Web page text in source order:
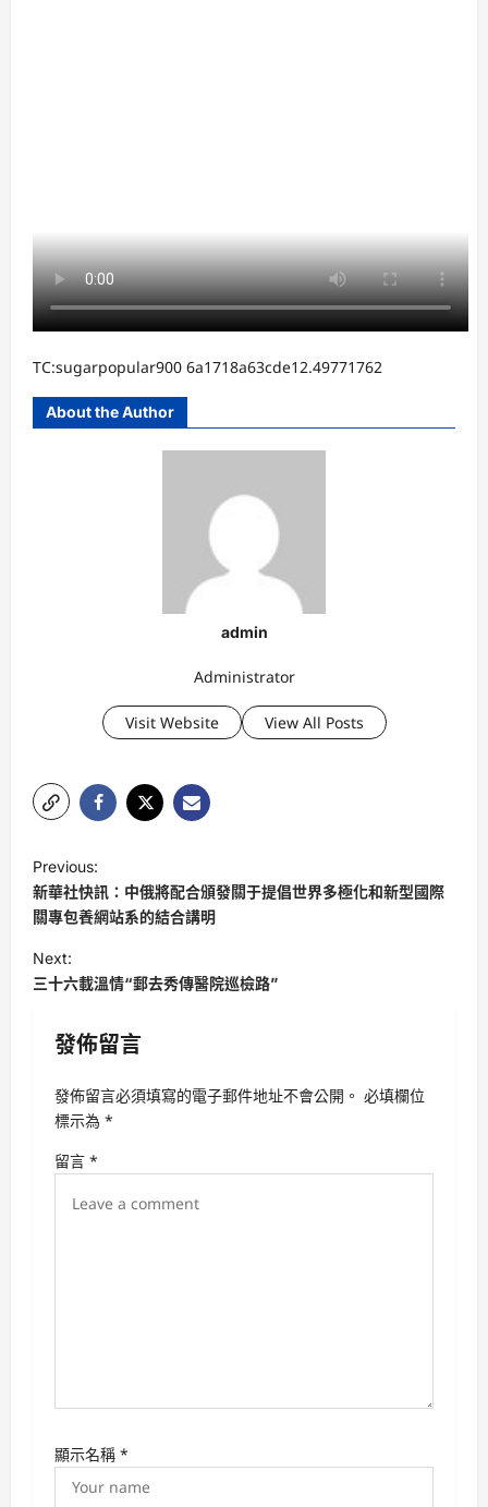
TC:sugarpopular900 6a1718a63cde12.49771762
About the Author
admin
Administrator
Visit Website View All Posts
o
s
t
n
Previous:
新華社快訊：中俄將配合頒發關于提倡世界多極化和新型國際
關專包養網站系的結合講明
Next:
三十六載溫情“郵去秀傳醫院巡檢路”
發佈留言
發佈留言必須填寫的電子郵件地址不會公開。 必填欄位
標示為 *
留言 *
顯示名稱 *